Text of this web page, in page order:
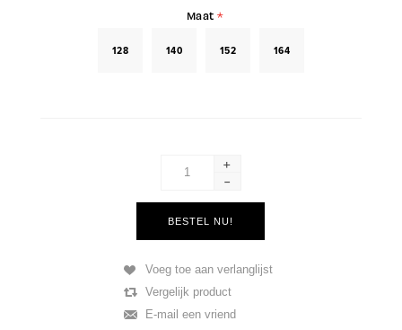
Maat *
128 140 152 164
+
-